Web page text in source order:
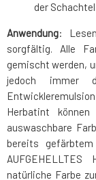
der Schachtel
Anwendung:
sorgfältig. Alle
gemischt werden,
jedoch immer
Herbatint
auswaschbare
bereits
natürliche Farbe